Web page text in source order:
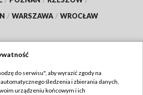
/ WARSZAWA / WROCŁAW
TVP
do serwisu", aby wyrazić zgody na
śledzenia i zbierania danych,
urządzeniu końcowym i ich